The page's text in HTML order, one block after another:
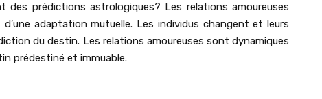
des prédictions astrologiques? Les relations amoureuses
adaptation mutuelle. Les individus changent et leurs
du destin. Les relations amoureuses sont dynamiques
prédestiné et immuable.